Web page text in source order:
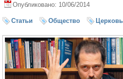
Опубликовано: 10/06/2014
Статьи Общество Церковь